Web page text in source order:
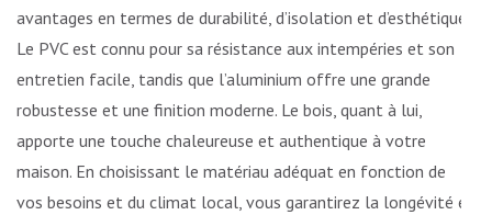
avantages en termes de durabilité, d’isolation et d’esthétique.
Le PVC est connu pour sa résistance aux intempéries et son
entretien facile, tandis que l’aluminium offre une grande
robustesse et une finition moderne. Le bois, quant à lui,
apporte une touche chaleureuse et authentique à votre
maison. En choisissant le matériau adéquat en fonction de
vos besoins et du climat local, vous garantirez la longévité et